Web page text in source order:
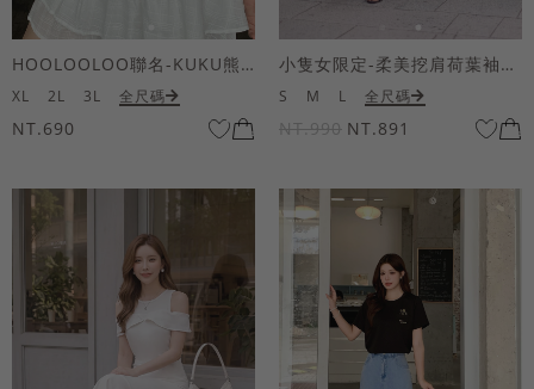
HOOLOOLOO聯名-KUKU熊蝴蝶結短袖上衣
XL 2L 3L 全尺碼
NT.690
小隻女限定-柔美挖肩荷葉袖魚尾長洋裝
S M L 全尺碼
NT.990 NT.891